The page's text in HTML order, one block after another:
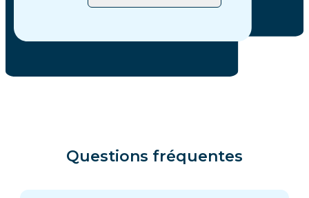
Questions fréquentes